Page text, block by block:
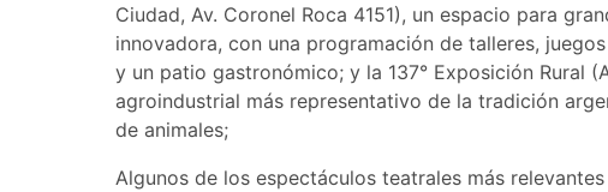
Ciudad, Av. Coronel Roca 4151), un espacio para
innovadora, con una programación de talleres,
y un patio gastronómico; y la 137° Exposición Rural
agroindustrial más representativo de la tradición
de animales;
Algunos de los espectáculos teatrales más